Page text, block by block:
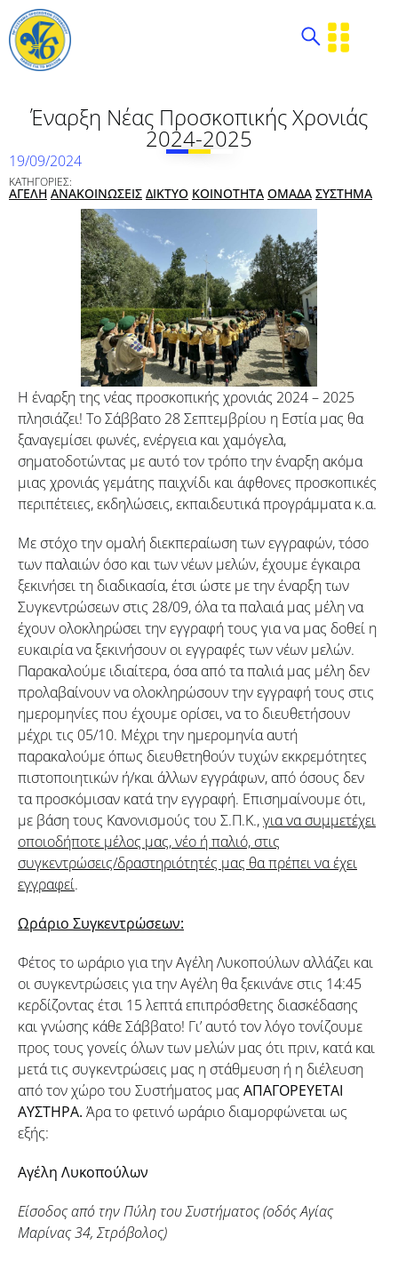
Έναρξη Νέας Προσκοπικής Χρονιάς
2024-2025
19/09/2024
ΚΑΤΗΓΟΡΙΕΣ:
ΑΓΕΛΗ ΑΝΑΚΟΙΝΩΣΕΙΣ ΔΙΚΤΥΟ ΚΟΙΝΟΤΗΤΑ ΟΜΑΔΑ ΣΥΣΤΗΜΑ
Η έναρξη της νέας προσκοπικής χρονιάς 2024 – 2025
πλησιάζει! Το Σάββατο 28 Σεπτεμβρίου η Εστία μας θα
ξαναγεμίσει φωνές, ενέργεια και χαμόγελα,
σηματοδοτώντας με αυτό τον τρόπο την έναρξη ακόμα
μιας χρονιάς γεμάτης παιχνίδι και άφθονες προσκοπικές
περιπέτειες, εκδηλώσεις, εκπαιδευτικά προγράμματα κ.α.
Με στόχο την ομαλή διεκπεραίωση των εγγραφών, τόσο
των παλαιών όσο και των νέων μελών, έχουμε έγκαιρα
ξεκινήσει τη διαδικασία, έτσι ώστε με την έναρξη των
Συγκεντρώσεων στις 28/09, όλα τα παλαιά μας μέλη να
έχουν ολοκληρώσει την εγγραφή τους για να μας δοθεί η
ευκαιρία να ξεκινήσουν οι εγγραφές των νέων μελών.
Παρακαλούμε ιδιαίτερα, όσα από τα παλιά μας μέλη δεν
προλαβαίνουν να ολοκληρώσουν την εγγραφή τους στις
ημερομηνίες που έχουμε ορίσει, να το διευθετήσουν
μέχρι τις 05/10. Μέχρι την ημερομηνία αυτή
παρακαλούμε όπως διευθετηθούν τυχών εκκρεμότητες
πιστοποιητικών ή/και άλλων εγγράφων, από όσους δεν
τα προσκόμισαν κατά την εγγραφή. Επισημαίνουμε ότι,
με βάση τους Κανονισμούς του Σ.Π.Κ.,για να συμμετέχει
οποιοδήποτε μέλος μας, νέο ή παλιό, στις
συγκεντρώσεις/δραστηριότητές μας θα πρέπει να έχει
εγγραφεί.
Ωράριο Συγκεντρώσεων:
Φέτος το ωράριο για την Αγέλη Λυκοπούλων αλλάζει και
οι συγκεντρώσεις για την Αγέλη θα ξεκινάνε στις 14:45
κερδίζοντας έτσι 15 λεπτά επιπρόσθετης διασκέδασης
και γνώσης κάθε Σάββατο! Γι’ αυτό τον λόγο τονίζουμε
προς τους γονείς όλων των μελών μας ότι πριν, κατά και
μετά τις συγκεντρώσεις μας η στάθμευση ή η διέλευση
από τον χώρο του Συστήματος μας ΑΠΑΓΟΡΕΥΕΤΑΙ
ΑΥΣΤΗΡΑ. Άρα το φετινό ωράριο διαμορφώνεται ως
εξής:
Αγέλη Λυκοπούλων
Είσοδος από την Πύλη του Συστήματος (οδός Αγίας
Μαρίνας 34, Στρόβολος)